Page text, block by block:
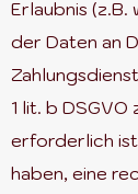
Erlaubnis (z.B.
der Daten an
1 lit. b
erforderlich
haben, eine